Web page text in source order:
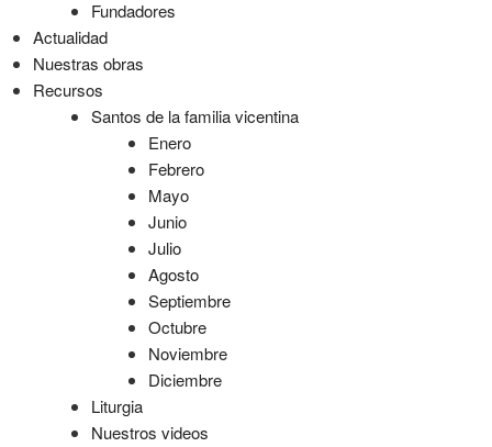
Fundadores
Actualidad
Nuestras obras
Recursos
Santos de la familia vicentina
Enero
Febrero
Mayo
Junio
Julio
Agosto
Septiembre
Octubre
Noviembre
Diciembre
Liturgia
Nuestros videos